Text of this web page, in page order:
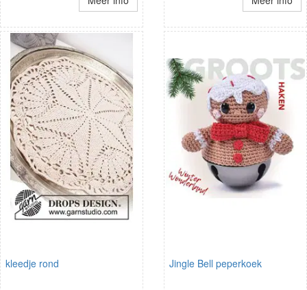
kleedje rond Jingle Bell peperkoek